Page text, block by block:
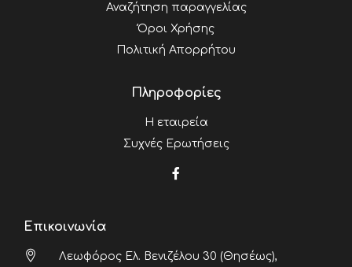
Αναζήτηση παραγγελίας
Όροι Χρήσης
Πολιτική Απορρήτου
Πληροφορίες
Η εταιρεία
Συχνές Ερωτήσεις
Επικοινωνία
Λεωφόρος Ελ. Βενιζέλου 30 (Θησέως),